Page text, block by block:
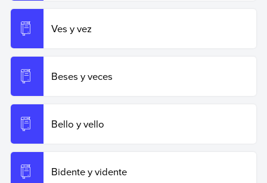
Ves y vez
Beses y veces
Bello y vello
Bidente y vidente